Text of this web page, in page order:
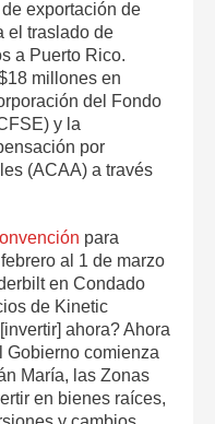
exportación de
el traslado de
a Puerto Rico.
millones en
del Fondo
y la
por
(ACAA) a través
para
al 1 de marzo
en Condado
de Kinetic
ahora? Ahora
Gobierno comienza
María, las Zonas
en bienes raíces,